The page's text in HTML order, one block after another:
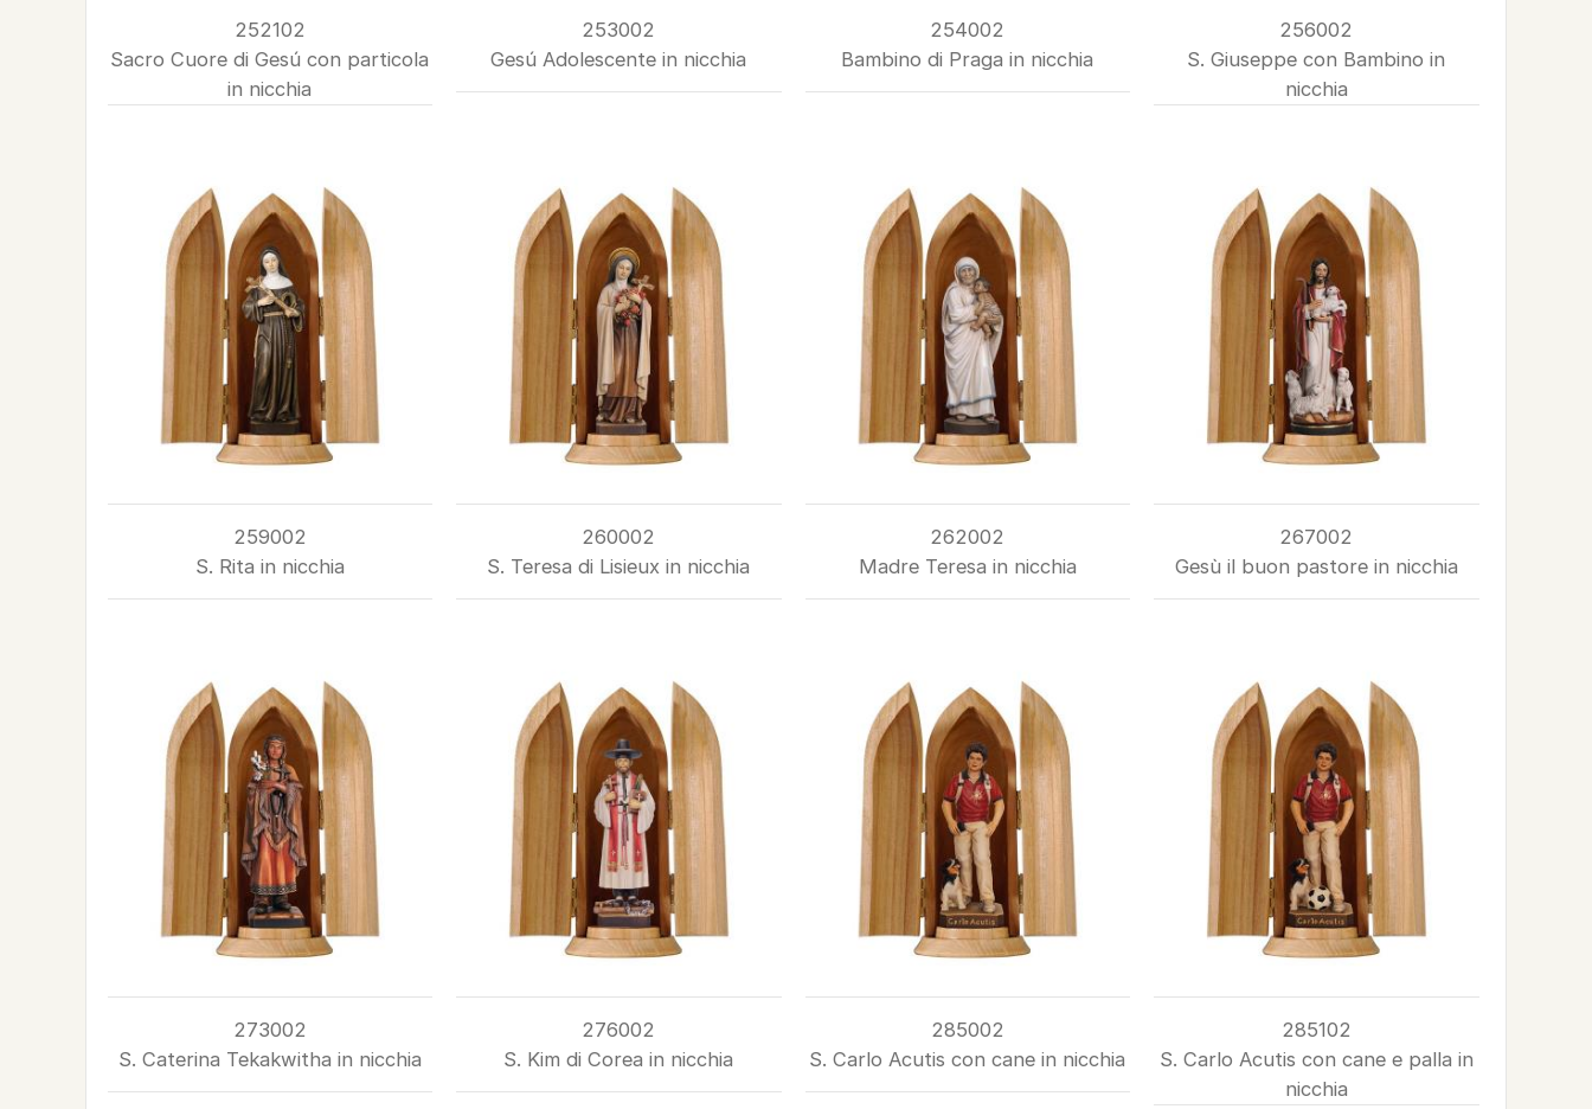
252102
Sacro Cuore di Gesú con particola
in nicchia
253002
Gesú Adolescente in nicchia
254002
Bambino di Praga in nicchia
256002
S. Giuseppe con Bambino in
nicchia
259002
S. Rita in nicchia
260002
S. Teresa di Lisieux in nicchia
262002
Madre Teresa in nicchia
267002
Gesù il buon pastore in nicchia
273002
S. Caterina Tekakwitha in nicchia
276002
S. Kim di Corea in nicchia
285002
S. Carlo Acutis con cane in nicchia
285102
S. Carlo Acutis con cane e palla in
nicchia